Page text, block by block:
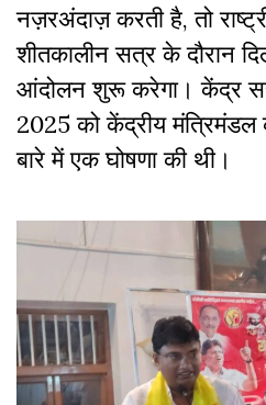
नज़रअंदाज़ करती है, तो
शीतकालीन सत्र के दौरान
आंदोलन शुरू करेगा। केंद्र
2025 को केंद्रीय
बारे में एक घोषणा की थी।